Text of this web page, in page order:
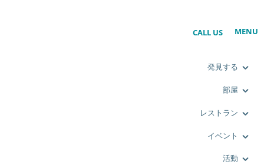
発見する
部屋
レストラン
イベント
活動
CALL US MENU